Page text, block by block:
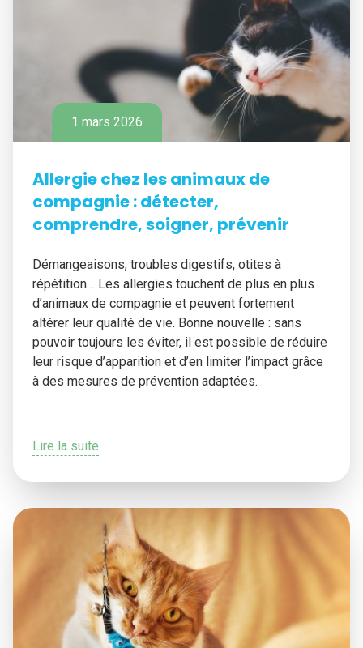
1 mars 2026
Allergie chez les animaux de
compagnie : détecter,
comprendre, soigner, prévenir
Démangeaisons, troubles digestifs, otites à
répétition… Les allergies touchent de plus en plus
d’animaux de compagnie et peuvent fortement
altérer leur qualité de vie. Bonne nouvelle : sans
pouvoir toujours les éviter, il est possible de réduire
leur risque d’apparition et d’en limiter l’impact grâce
à des mesures de prévention adaptées.
Lire la suite